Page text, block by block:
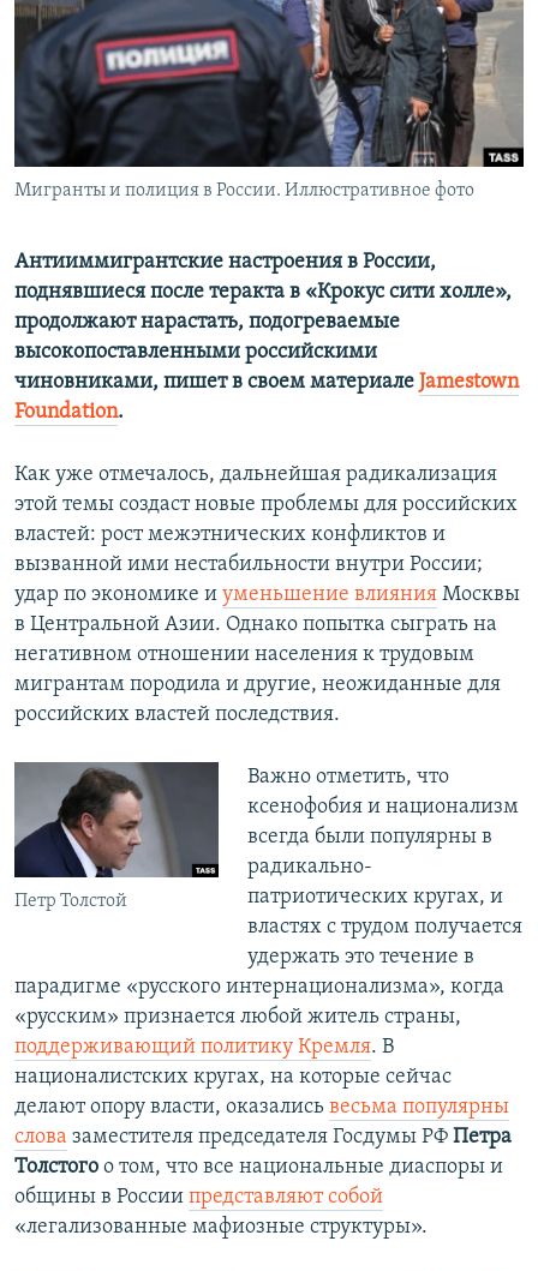
ПОБЕДИТЕЛЕЙ НЕ СУДЯТ?
КРЫМ.НЕПОКОРЕННЫЙ
УКРАИНСКАЯ ПРОБЛЕМА КРЫМА
ПРИСОЕДИНЯЙТЕСЬ!
Все сайты RFE/RL
Мигранты и полиция в России. Иллюстративное фото
Антииммигрантские настроения в России,
поднявшиеся после теракта в «Крокус сити холле»,
продолжают нарастать, подогреваемые
высокопоставленными российскими
чиновниками, пишет в своем материале Jamestown
Foundation.
Как уже отмечалось, дальнейшая радикализация
этой темы создаст новые проблемы для российских
властей: рост межэтнических конфликтов и
вызванной ими нестабильности внутри России;
удар по экономике и уменьшение влияния Москвы
в Центральной Азии. Однако попытка сыграть на
негативном отношении населения к трудовым
мигрантам породила и другие, неожиданные для
российских властей последствия.
Петр Толстой
Важно отметить, что
ксенофобия и национализм
всегда были популярны в
радикально-
патриотических кругах, и
властях с трудом получается
удержать это течение в
парадигме «русского интернационализма», когда
«русским» признается любой житель страны,
поддерживающий политику Кремля. В
националистских кругах, на которые сейчас
делают опору власти, оказались весьма популярны
слова заместителя председателя Госдумы РФ Петра
Толстого о том, что все национальные диаспоры и
общины в России представляют собой
«легализованные мафиозные структуры».